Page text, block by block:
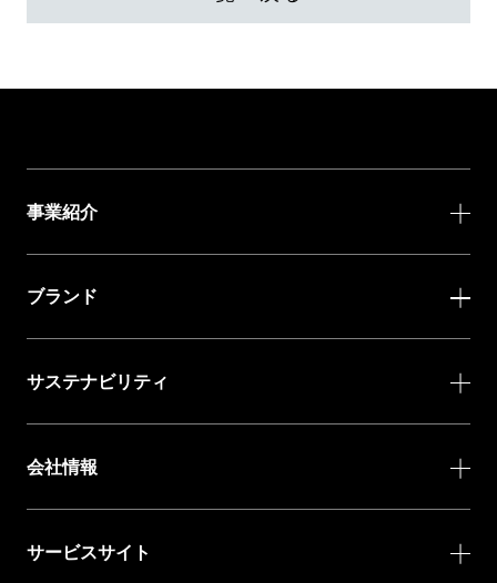
事業紹介
ブランド
サステナビリティ
会社情報
サービスサイト